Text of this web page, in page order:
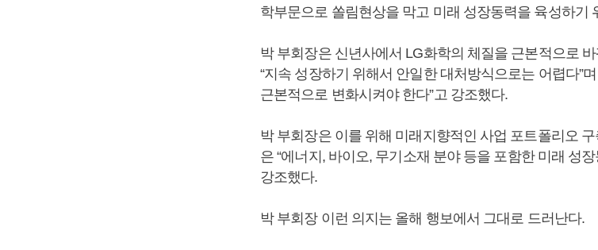
학부문으로 쏠림현상을 막고 미래 성장동력을 육성하기
박 부회장은 신년사에서 LG화학의 체질을 근본적으로
“지속 성장하기 위해서 안일한 대처방식으로는 어렵다”
근본적으로 변화시켜야 한다”고 강조했다.
박 부회장은 이를 위해 미래지향적인 사업 포트폴리오
은 “에너지, 바이오, 무기소재 분야 등을 포함한 미래 성
강조했다.
박 부회장 이런 의지는 올해 행보에서 그대로 드러난다.